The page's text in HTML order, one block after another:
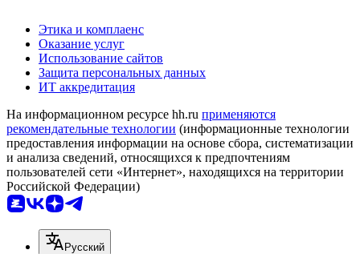
Этика и комплаенс
Оказание услуг
Использование сайтов
Защита персональных данных
ИТ аккредитация
На информационном ресурсе hh.ru применяются
рекомендательные технологии (информационные технологии
предоставления информации на основе сбора, систематизации
и анализа сведений, относящихся к предпочтениям
пользователей сети «Интернет», находящихся на территории
Российской Федерации)
Русский